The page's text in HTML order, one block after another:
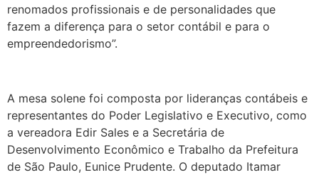
renomados profissionais e de personalidades que
fazem a diferença para o setor contábil e para o
empreendedorismo”.
A mesa solene foi composta por lideranças contábeis e
representantes do Poder Legislativo e Executivo, como
a vereadora Edir Sales e a Secretária de
Desenvolvimento Econômico e Trabalho da Prefeitura
de São Paulo, Eunice Prudente. O deputado Itamar